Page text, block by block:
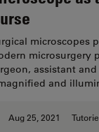
microscopes
microsurgery
assistant
and
are used
such as
Aug 25, 2021